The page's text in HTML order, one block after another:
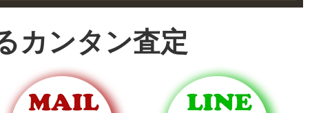
買取は査定から送料まで完
買取受付中です。
こよりも高く買取させて頂き
カンタン査定